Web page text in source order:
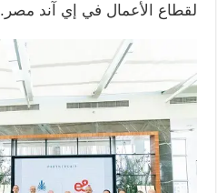
لقطاع الأعمال في إي آند مصر.